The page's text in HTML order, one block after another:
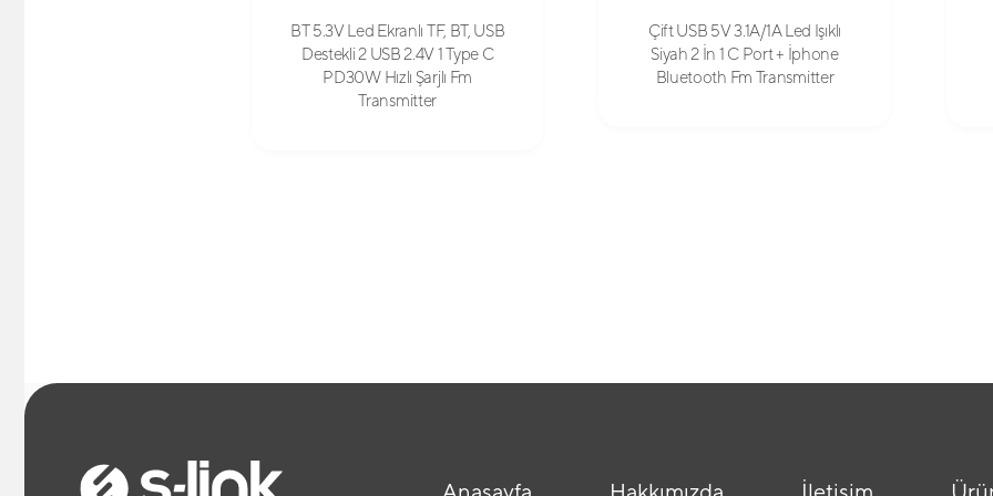
BT 5.3V Led Ekranlı TF, BT, USB
Destekli 2 USB 2.4V 1 Type C
PD30W Hızlı Şarjlı Fm
Transmitter
Çift USB 5V 3.1A/1A Led Işıklı
Siyah 2 İn 1 C Port + İphone
Bluetooth Fm Transmitter
Anasayfa Hakkımızda İletişim